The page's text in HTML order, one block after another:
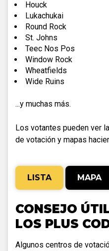
Houck
Lukachukai
Round Rock
St. Johns
Teec Nos Pos
Window Rock
Wheatfields
Wide Ruins
...y muchas más.
Los votantes pueden ver
de votación y mapas
LISTA MAPA
CONSEJO
LOS PLUS
Algunos centros de